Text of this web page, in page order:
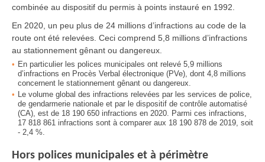
combinée au dispositif du permis à points instauré en 1992.
En 2020, un peu plus de 24 millions d’infractions au code de la
route ont été relevées. Ceci comprend 5,8 millions d’infractions
au stationnement gênant ou dangereux.
En particulier les polices municipales ont relevé 5,9 millions
d’infractions en Procès Verbal électronique (PVe), dont 4,8 millions
concernent le stationnement gênant ou dangereux.
Le volume global des infractions relevées par les services de police,
de gendarmerie nationale et par le dispositif de contrôle automatisé
(CA), est de 18 190 650 infractions en 2020. Parmi ces infractions,
17 818 861 infractions sont à comparer aux 18 190 878 de 2019, soit
- 2,4 %.
Hors polices municipales et à périmètre